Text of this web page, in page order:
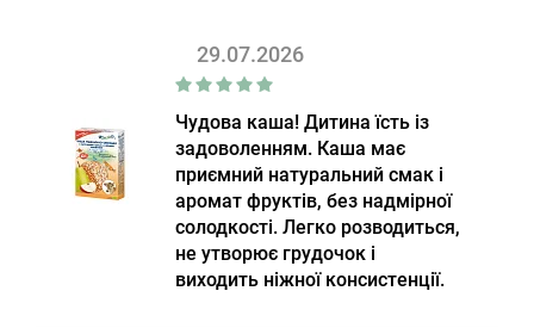
29.07.2026
Чудова каша! Дитина їсть із
задоволенням. Каша має
приємний натуральний смак і
аромат фруктів, без надмірної
солодкості. Легко розводиться,
не утворює грудочок і
виходить ніжної консистенції.